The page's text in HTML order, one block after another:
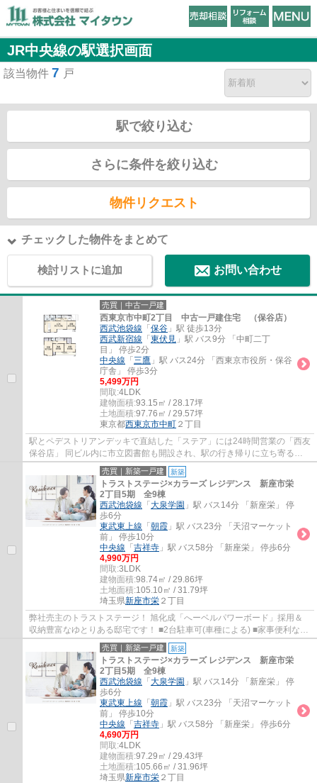
JR中央線の駅選択画面
該当物件 7 戸
駅で絞り込む
さらに条件を絞り込む
物件リクエスト
チェックした物件をまとめて
検討リストに追加 お問い合わせ
売買｜中古一戸建
西東京市中町2丁目 中古一戸建住宅 （保谷店）
西武池袋線 「 保谷 」駅 徒歩13分
西武新宿線 「 東伏見 」駅 バス9分 「中町二丁
目」 停歩2分
中央線 「 三鷹 」駅 バス24分 「西東京市役所・保谷
庁舎」 停歩3分
5,499万円
間取:4LDK
建物面積:93.15㎡ / 28.17坪
土地面積:97.76㎡ / 29.57坪
東京都西東京市中町 ２丁目
駅とペデストリアンデッキで直結した「ステア」には24時間営業の「西友
保谷店」 同ビル内に市立図書館も開設され、駅の行き帰りに立ち寄るこ
とができるので大変便利です。
売買｜新築一戸建 新築
トラストステージ×カラーズ レジデンス 新座市栄
2丁目5期 全9棟
西武池袋線 「 大泉学園 」駅 バス14分 「新座栄」 停
歩6分
東武東上線 「 朝霞 」駅 バス23分 「天沼マーケット
前」 停歩10分
中央線 「 吉祥寺 」駅 バス58分 「新座栄」 停歩6分
4,990万円
間取:3LDK
建物面積:98.74㎡ / 29.86坪
土地面積:105.10㎡ / 31.79坪
埼玉県新座市栄 ２丁目
弊社売主のトラストステージ！ 旭化成「へーベルパワーボード」採用＆
収納豊富なゆとりある邸宅です！ ■2台駐車可(車種による) ■家事便利な水
回り集中設計 ■LDK17帖以上(折上天井採用...
売買｜新築一戸建 新築
トラストステージ×カラーズ レジデンス 新座市栄
2丁目5期 全9棟
西武池袋線 「 大泉学園 」駅 バス14分 「新座栄」 停
歩6分
東武東上線 「 朝霞 」駅 バス23分 「天沼マーケット
前」 停歩10分
中央線 「 吉祥寺 」駅 バス58分 「新座栄」 停歩6分
4,690万円
間取:4LDK
建物面積:97.29㎡ / 29.43坪
土地面積:105.66㎡ / 31.96坪
埼玉県新座市栄 ２丁目